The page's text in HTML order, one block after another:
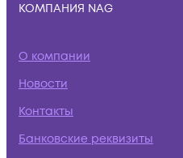
КОМПАНИЯ NAG
О компании
Новости
Контакты
Банковские реквизиты